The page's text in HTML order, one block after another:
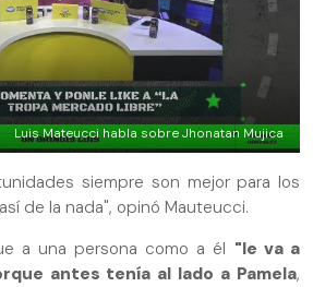
Luis Mateucci habla sobre Jhonatan Mujica
siempre son mejor para los
de la nada", opinó Mauteucci.
a una persona como a él "le va a
antes tenía al lado a Pamela,